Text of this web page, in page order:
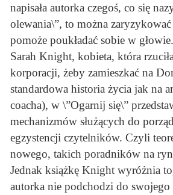
napisała autorka czegoś, co się
olewania\”, to można
pomoże poukładać sobie w głowie.
Sarah Knight, kobieta, która
korporacji, żeby zamieszkać na
standardowa historia życia jak na
coacha), w \”Ogarnij się\”
mechanizmów służących do
egzystencji czytelników. Czyli
nowego, takich poradników na
Jednak książkę Knight wyróżnia
autorka nie podchodzi do swojego